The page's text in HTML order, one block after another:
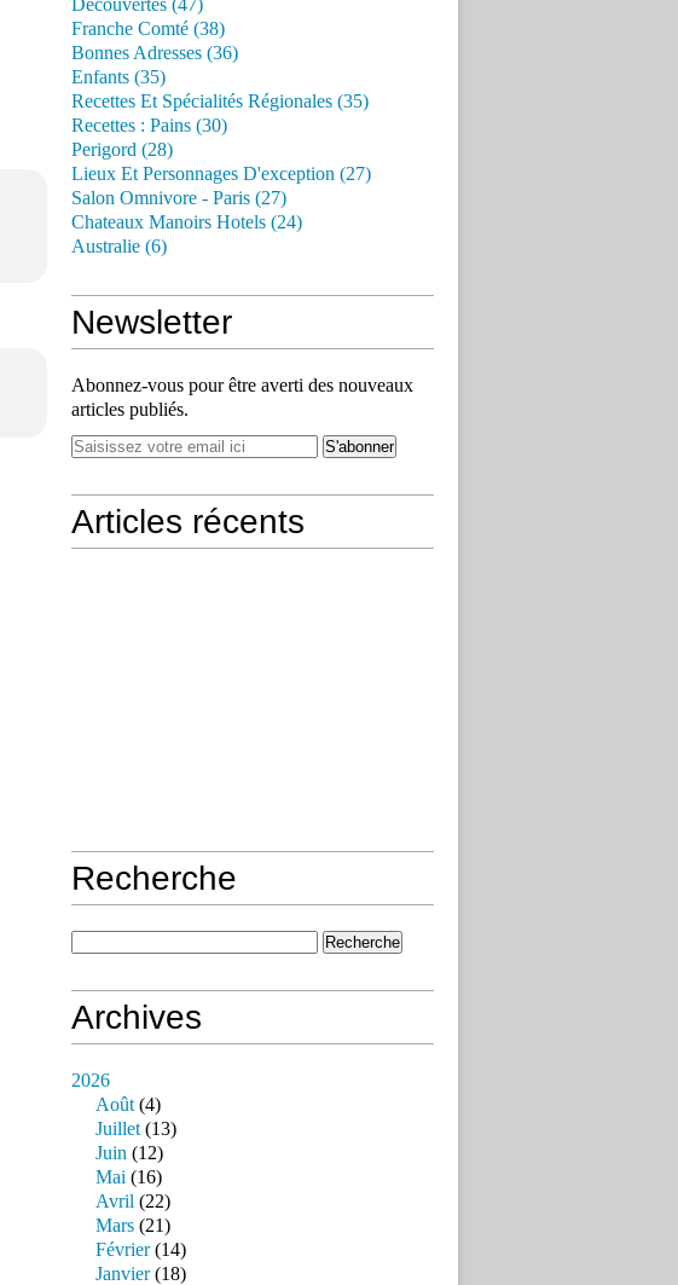
Découvertes (47)
Franche Comté (38)
Bonnes Adresses (36)
Enfants (35)
Recettes Et Spécialités Régionales (35)
Recettes : Pains (30)
Perigord (28)
Lieux Et Personnages D'exception (27)
Salon Omnivore - Paris (27)
Chateaux Manoirs Hotels (24)
Australie (6)
Newsletter
Abonnez-vous pour être averti des nouveaux
articles publiés.
Articles récents
Recherche
Archives
2026
Août(4)
Juillet(13)
Juin (12)
Mai (16)
Avril (22)
Mars (21)
Février(14)
Janvier(18)